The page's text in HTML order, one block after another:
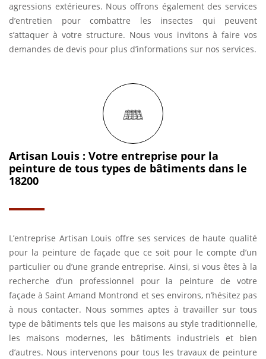
agressions extérieures. Nous offrons également des services
d’entretien pour combattre les insectes qui peuvent
s’attaquer à votre structure. Nous vous invitons à faire vos
demandes de devis pour plus d’informations sur nos services.
Artisan Louis : Votre entreprise pour la
peinture de tous types de bâtiments dans le
18200
L’entreprise Artisan Louis offre ses services de haute qualité
pour la peinture de façade que ce soit pour le compte d’un
particulier ou d’une grande entreprise. Ainsi, si vous êtes à la
recherche d’un professionnel pour la peinture de votre
façade à Saint Amand Montrond et ses environs, n’hésitez pas
à nous contacter. Nous sommes aptes à travailler sur tous
type de bâtiments tels que les maisons au style traditionnelle,
les maisons modernes, les bâtiments industriels et bien
d’autres. Nous intervenons pour tous les travaux de peinture